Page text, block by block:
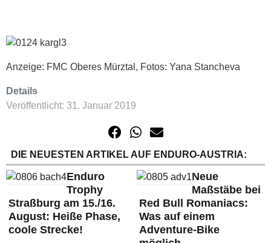
Anzeige: FMC Oberes Mürztal, Fotos: Yana Stancheva
Details
Veröffentlicht: 31. Januar 2019
DIE NEUESTEN ARTIKEL AUF ENDURO-AUSTRIA:
Enduro
Trophy
Straßburg am 15./16.
August: Heiße Phase,
coole Strecke!
Neue
Maßstäbe bei
Red Bull Romaniacs:
Was auf einem
Adventure-Bike